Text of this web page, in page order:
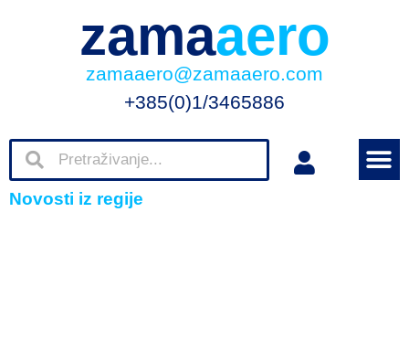
zamaaero
zamaaero@zamaaero.com
+385(0)1/3465886
Novosti iz regije